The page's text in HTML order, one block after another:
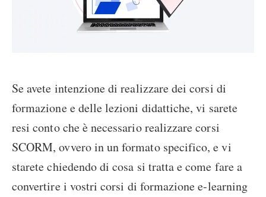
Se avete intenzione di realizzare dei corsi di
formazione e delle lezioni didattiche, vi sarete
resi conto che è necessario realizzare corsi
SCORM, ovvero in un formato specifico, e vi
starete chiedendo di cosa si tratta e come fare a
convertire i vostri corsi di formazione e-learning